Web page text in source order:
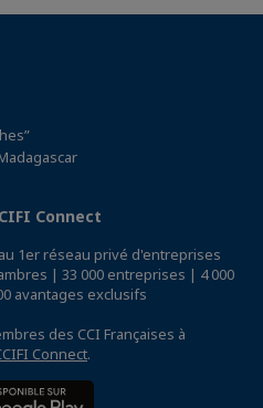
Connect
1er réseau privé d'entreprises
| 33 000 entreprises | 4 000
avantages exclusifs
des CCI Françaises à
Connect.